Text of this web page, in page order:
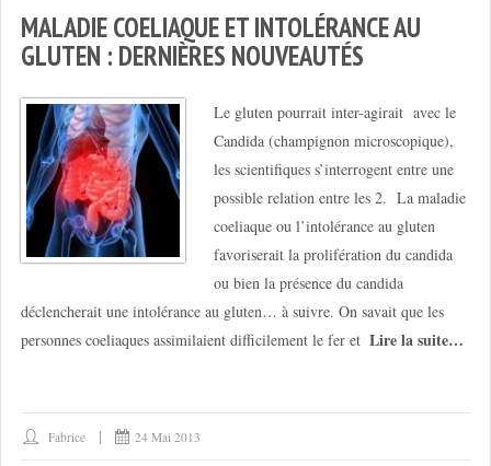
MALADIE COELIAQUE ET INTOLÉRANCE AU
GLUTEN : DERNIÈRES NOUVEAUTÉS
Le gluten pourrait inter-agirait avec le
Candida (champignon microscopique),
les scientifiques s’interrogent entre une
possible relation entre les 2. La maladie
coeliaque ou l’intolérance au gluten
favoriserait la prolifération du candida
ou bien la présence du candida
déclencherait une intolérance au gluten… à suivre. On savait que les
personnes coeliaques assimilaient difficilement le fer et Lire la suite…
Fabrice 24 Mai 2013